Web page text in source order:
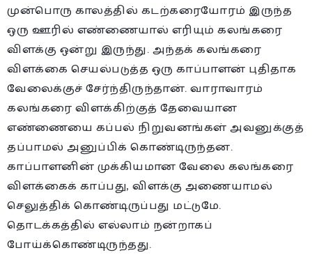
முன்பொரு காலத்தில் கடற்கரையோரம் இருந்த
ஒரு ஊரில் எண்ணையால் எரியும் கலங்கரை
விளக்கு ஒன்று இருந்து. அந்தக் கலங்கரை
விளக்கை செயல்படுத்த ஒரு காப்பாளன் புதிதாக
வேலைக்குச் சேர்ந்திருந்தான். வாராவாரம்
கலங்கரை விளக்கிற்குத் தேவையான
எண்ணையை கப்பல் நிறுவனங்கள் அவனுக்குத்
தப்பாமல் அனுப்பிக் கொண்டிருந்தன.
காப்பாளனின் முக்கியமான வேலை கலங்கரை
விளக்கைக் காப்பது, விளக்கு அணையாமல்
செலுத்திக் கொண்டிருப்பது மட்டுமே.
தொடக்கத்தில் எல்லாம் நன்றாகப்
போய்க்கொண்டிருந்தது.